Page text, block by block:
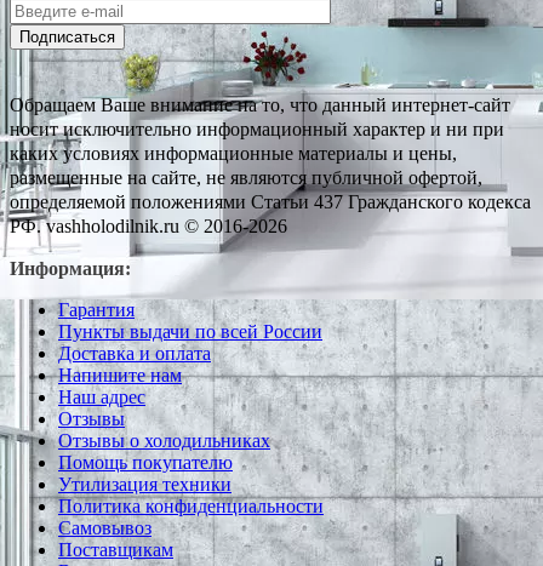
Подписаться
Обращаем Ваше внимание на то, что данный интернет-сайт
носит исключительно информационный характер и ни при
каких условиях информационные материалы и цены,
размещенные на сайте, не являются публичной офертой,
определяемой положениями Статьи 437 Гражданского кодекса
РФ. vashholodilnik.ru © 2016-2026
Информация:
Гарантия
Пункты выдачи по всей России
Доставка и оплата
Напишите нам
Наш адрес
Отзывы
Отзывы о холодильниках
Помощь покупателю
Утилизация техники
Политика конфиденциальности
Самовывоз
Поставщикам